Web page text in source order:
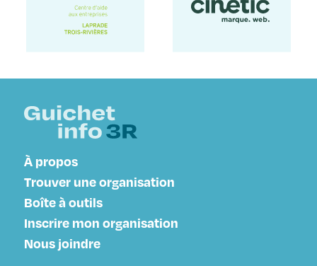
À propos
Trouver une organisation
Boîte à outils
Inscrire mon organisation
Nous joindre